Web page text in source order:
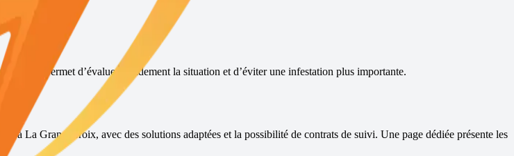
Croix ?
Croix permet d’évaluer rapidement la situation et d’éviter une infestation plus importante.
à La Grand-Croix, avec des solutions adaptées et la possibilité de contrats de suivi. Une page dédiée présente les